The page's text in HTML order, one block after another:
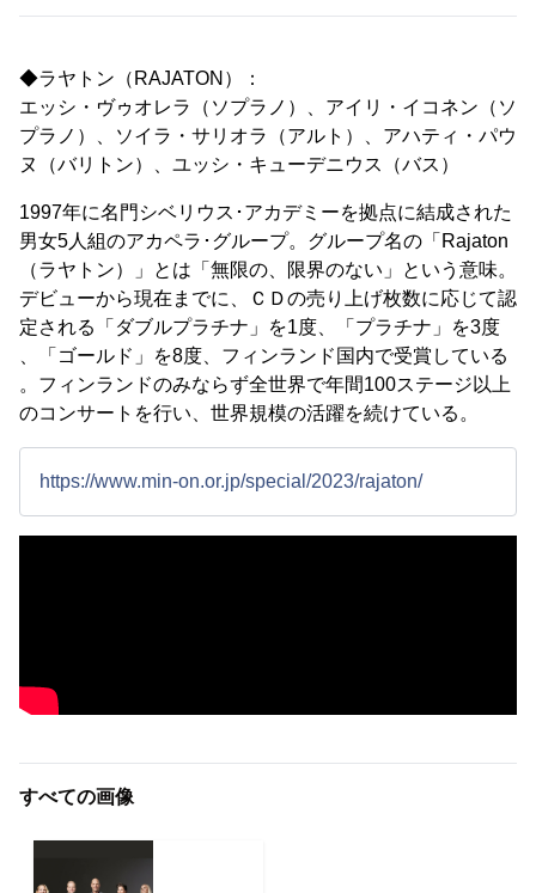
◆ラヤトン（RAJATON）：
エッシ・ヴゥオレラ（ソプラノ）、アイリ・イコネン（ソ
プラノ）、ソイラ・サリオラ（アルト）、アハティ・パウ
ヌ（バリトン）、ユッシ・キューデニウス（バス）
1997年に名門シベリウス･アカデミーを拠点に結成された
男女5人組のアカペラ･グループ。グループ名の「Rajaton
（ラヤトン）」とは「無限の、限界のない」という意味。
デビューから現在までに、ＣＤの売り上げ枚数に応じて認
定される「ダブルプラチナ」を1度、「プラチナ」を3度
、「ゴールド」を8度、フィンランド国内で受賞している
。フィンランドのみならず全世界で年間100ステージ以上
のコンサートを行い、世界規模の活躍を続けている。
https://www.min-on.or.jp/special/2023/rajaton/
すべての画像